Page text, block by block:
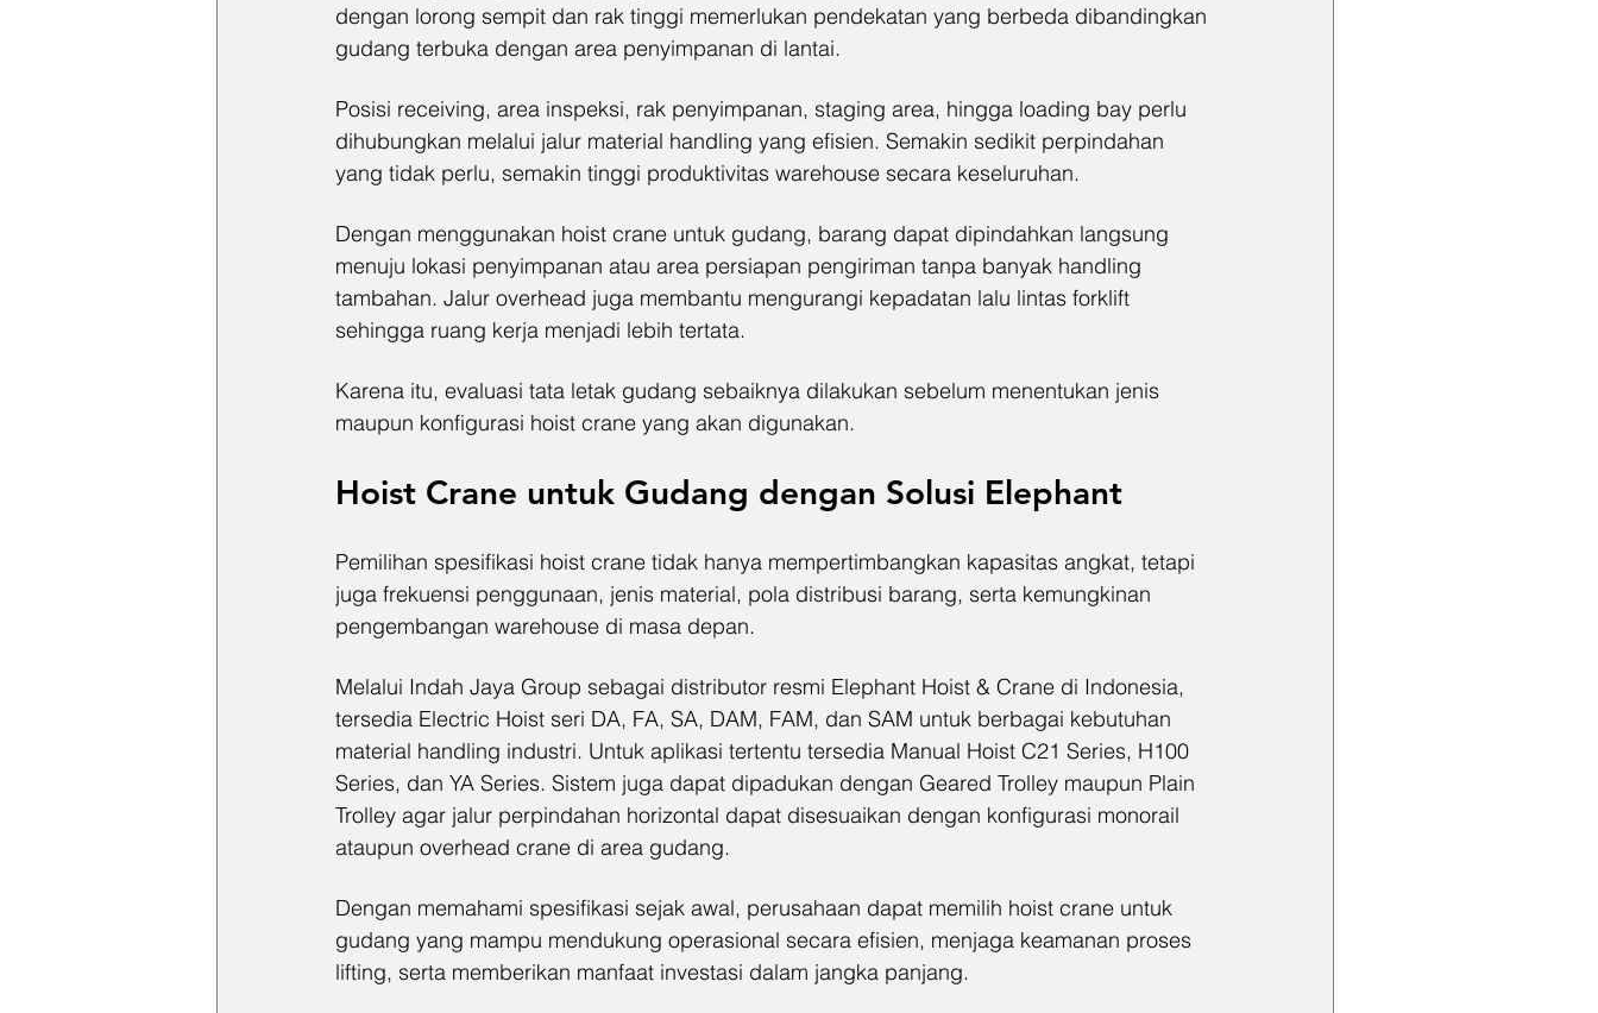
dengan lorong sempit dan rak tinggi memerlukan pendekatan yang berbeda dibandingkan
gudang terbuka dengan area penyimpanan di lantai.
Posisi receiving, area inspeksi, rak penyimpanan, staging area, hingga loading bay perlu
dihubungkan melalui jalur material handling yang efisien. Semakin sedikit perpindahan
yang tidak perlu, semakin tinggi produktivitas warehouse secara keseluruhan.
Dengan menggunakan hoist crane untuk gudang, barang dapat dipindahkan langsung
menuju lokasi penyimpanan atau area persiapan pengiriman tanpa banyak handling
tambahan. Jalur overhead juga membantu mengurangi kepadatan lalu lintas forklift
sehingga ruang kerja menjadi lebih tertata.
Karena itu, evaluasi tata letak gudang sebaiknya dilakukan sebelum menentukan jenis
maupun konfigurasi hoist crane yang akan digunakan.
Hoist Crane untuk Gudang dengan Solusi Elephant
Pemilihan spesifikasi hoist crane tidak hanya mempertimbangkan kapasitas angkat, tetapi
juga frekuensi penggunaan, jenis material, pola distribusi barang, serta kemungkinan
pengembangan warehouse di masa depan.
Melalui Indah Jaya Group sebagai distributor resmi Elephant Hoist & Crane di Indonesia,
tersedia Electric Hoist seri DA, FA, SA, DAM, FAM, dan SAM untuk berbagai kebutuhan
material handling industri. Untuk aplikasi tertentu tersedia Manual Hoist C21 Series, H100
Series, dan YA Series. Sistem juga dapat dipadukan dengan Geared Trolley maupun Plain
Trolley agar jalur perpindahan horizontal dapat disesuaikan dengan konfigurasi monorail
ataupun overhead crane di area gudang.
Dengan memahami spesifikasi sejak awal, perusahaan dapat memilih hoist crane untuk
gudang yang mampu mendukung operasional secara efisien, menjaga keamanan proses
lifting, serta memberikan manfaat investasi dalam jangka panjang.